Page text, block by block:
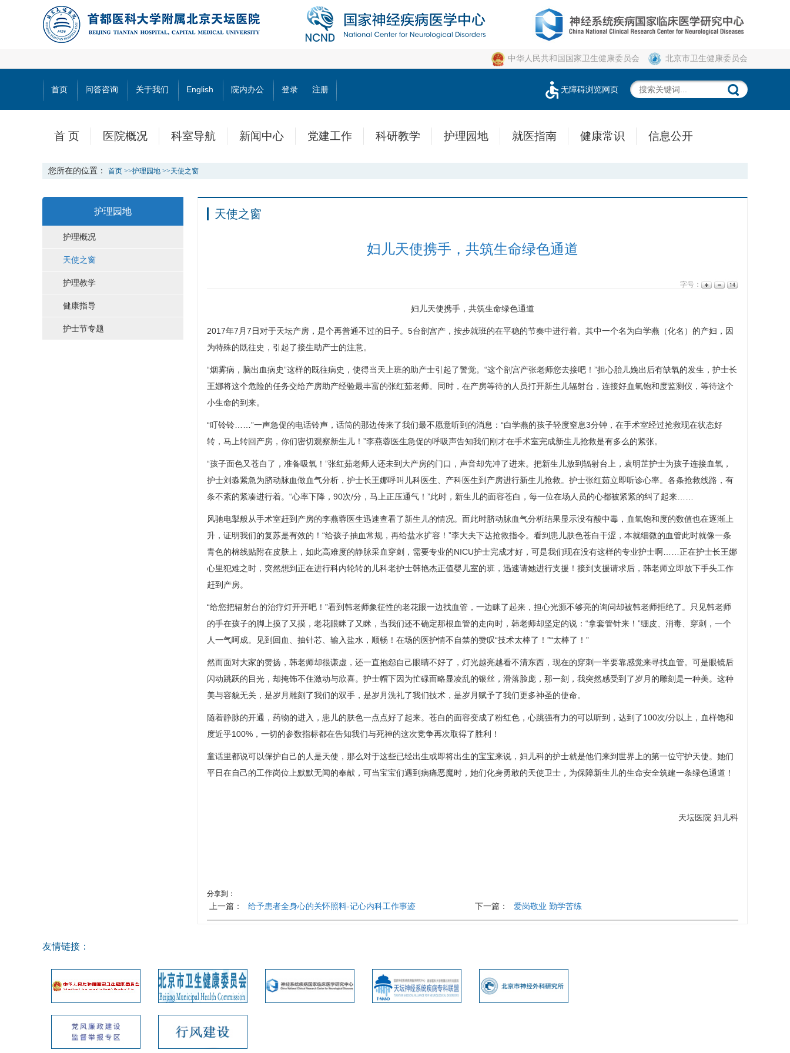
中华人民共和国国家卫生健康委员会 北京市卫生健康委员会
首页 问答咨询 关于我们 English 院内办公 登录 注册 无障碍浏览网页
首 页 医院概况 科室导航 新闻中心 党建工作 科研教学 护理园地 就医指南 健康常识 信息公开
您所在的位置： 首页 >>护理园地 >>天使之窗
护理园地
护理概况
天使之窗
护理教学
健康指导
护士节专题
天使之窗
妇儿天使携手，共筑生命绿色通道
字号：
妇儿天使携手，共筑生命绿色通道
2017年7月7日对于天坛产房，是个再普通不过的日子。5台剖宫产，按步就班的在平稳的节奏中进行着。其中一个名为白学燕（化名）的产妇，因
为特殊的既往史，引起了接生助产士的注意。
“烟雾病，脑出血病史”这样的既往病史，使得当天上班的助产士引起了警觉。“这个剖宫产张老师您去接吧！”担心胎儿娩出后有缺氧的发生，护士长
王娜将这个危险的任务交给产房助产经验最丰富的张红茹老师。同时，在产房等待的人员打开新生儿辐射台，连接好血氧饱和度监测仪，等待这个
小生命的到来。
“叮铃铃……”一声急促的电话铃声，话筒的那边传来了我们最不愿意听到的消息：“白学燕的孩子轻度窒息3分钟，在手术室经过抢救现在状态好
转，马上转回产房，你们密切观察新生儿！”李燕蓉医生急促的呼吸声告知我们刚才在手术室完成新生儿抢救是有多么的紧张。
“孩子面色又苍白了，准备吸氧！”张红茹老师人还未到大产房的门口，声音却先冲了进来。把新生儿放到辐射台上， 袁明芷护士为孩子连接血氧，
护士刘淼紧急为脐动脉血做血气分析，护士长王娜呼叫 儿科医生、产科医生到产房进行新生儿抢救。护士张红茹立即听诊心率。各条抢救线路，有
条不紊的紧凑进行着。“心率下降，90次/分，马上正压通气！”此时，新生儿的面容苍白，每一位在场人员的心都被紧紧的纠了起来……
风驰电掣般从手术室赶到产房的李燕蓉医生迅速查看了新生儿的情况。而此时脐动脉血气分析结果显示没有酸中毒，血氧饱和度的数值也在逐渐上
升，证明我们的复苏是有效的！“给孩子抽血常规，再给盐水扩容！”李大夫下达抢救指令。看到患儿肤色苍白干涩，本就细微的血管此时就像一条
青色的棉线贴附在皮肤上，如此高难度的静脉采血穿刺，需要专业的NICU护士完成才好，可是我们现在没有这样的专业护士啊……正在护士长王娜
心里犯难之时，突然想到正在进行科内轮转的 儿科老护士韩艳杰正值婴儿室的班，迅速请她进行支援！接到支援请求后，韩老师立即放下手头工作
赶到产房。
“给您把辐射台的治疗灯开开吧！”看到韩老师象征性的老花眼一边找血管，一边眯了起来，担心光源不够亮的询问却被韩老师拒绝了。只见韩老师
的手在孩子的脚上摸了又摸，老花眼眯了又眯，当我们还不确定那根血管的走向时，韩老师却坚定的说：“拿套管针来！”绷皮、消毒、穿刺，一个
人一气呵成。见到回血、抽针芯、输入盐水，顺畅！在场的医护情不自禁的赞叹“技术太棒了！”“太棒了！”
然而面对大家的赞扬，韩老师却很谦虚，还一直抱怨自己眼睛不好了，灯光越亮越看不清东西，现在的穿刺一半要靠感觉来寻找血管。可是眼镜后
闪动跳跃的目光，却掩饰不住激动与欣喜。护士帽下因为忙碌而略显凌乱的银丝，滑落脸庞，那一刻，我突然感受到了岁月的雕刻是一种美。这种
美与容貌无关，是岁月雕刻了我们的双手，是岁月洗礼了我们技术，是岁月赋予了我们更多神圣的使命。
随着静脉的开通，药物的进入，患儿的肤色一点点好了起来。苍白的面容变成了粉红色，心跳强有力的可以听到，达到了100次/分以上，血样饱和
度近乎100%，一切的参数指标都在告知我们与死神的这次竞争再次取得了胜利！
童话里都说可以保护自己的人是天使，那么对于这些已经出生或即将出生的宝宝来说，妇 儿科的护士就是他们来到世界上的第一位守护天使。她们
平日在自己的工作岗位上默默无闻的奉献，可当宝宝们遇到病痛恶魔时，她们化身勇敢的天使卫士，为保障新生儿的生命安全筑建一条绿色通道！
天坛医院 妇 儿科
分享到：
上一篇： 给予患者全身心的关怀照料-记心内科工作事迹 下一篇： 爱岗敬业 勤学苦练
友情链接：